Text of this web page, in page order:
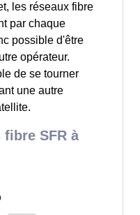
les réseaux fibre
par chaque
possible d'être
opérateur.
de se tourner
une autre
SFR à